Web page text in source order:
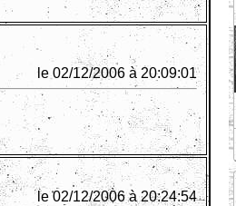
le 02/12/2006 à 20:09:01
le 02/12/2006 à 20:24:54